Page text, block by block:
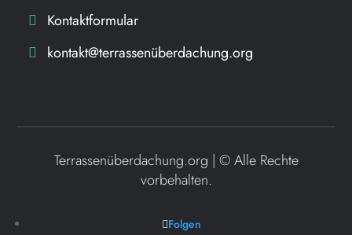
Kontaktformular
kontakt@terrassenüberdachung.org
Terrassenüberdachung.org | ©Alle Rechte
vorbehalten.
Folgen